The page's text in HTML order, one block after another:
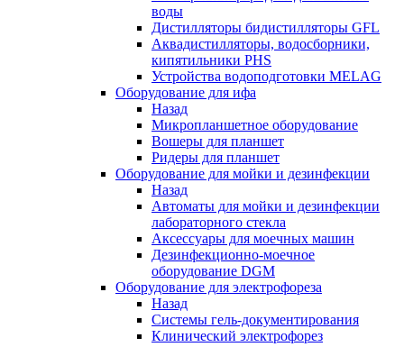
воды
Дистилляторы бидистилляторы GFL
Аквадистилляторы, водосборники,
кипятильники PHS
Устройства водоподготовки MELAG
Оборудование для ифа
Назад
Микропланшетное оборудование
Вошеры для планшет
Ридеры для планшет
Оборудование для мойки и дезинфекции
Назад
Автоматы для мойки и дезинфекции
лабораторного стекла
Аксессуары для моечных машин
Дезинфекционно-моечное
оборудование DGM
Оборудование для электрофореза
Назад
Системы гель-документирования
Клинический электрофорез